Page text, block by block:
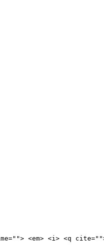
<em> <i> <q